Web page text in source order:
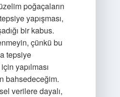
poğaçaların
yapışması,
bir kabus.
çünkü bu
tepsiye
yapılması
bahsedeceğim.
verilere dayalı,